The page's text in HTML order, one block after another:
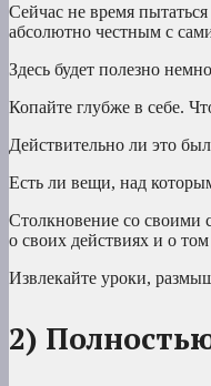
Сейчас не время
абсолютно честным с
Здесь будет полезно
Копайте глубже в себе.
Действительно ли это
Есть ли вещи, над
Столкновение со своими
о своих действиях и о
Извлекайте уроки,
2)